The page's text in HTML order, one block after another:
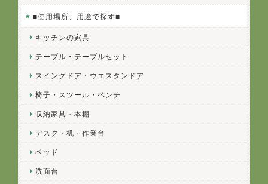
■使用場所、用途で探す■
キッチンの家具
テーブル・テーブルセット
スイングドア・ウエスタンドア
椅子・スツール・ベンチ
収納家具・本棚
デスク・机・作業台
ベッド
洗面台